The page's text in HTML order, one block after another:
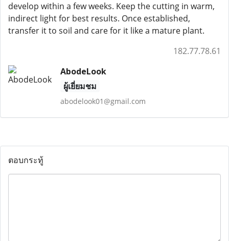
develop within a few weeks. Keep the cutting in warm,
indirect light for best results. Once established,
transfer it to soil and care for it like a mature plant.
182.77.78.61
AbodeLook
ผู้เยี่ยมชม
abodelook01@gmail.com
ตอบกระทู้